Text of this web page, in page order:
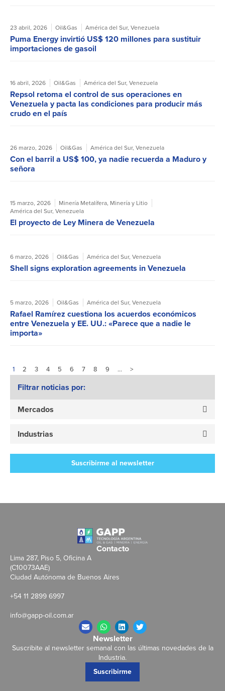
Filtrar noticias por:
Mercados
Industrias
Suscribirme al newsletter
23 abril, 2026 Oil&Gas América del Sur, Venezuela
Puma Energy invirtió US$ 120 millones para sustituir
importaciones de gasoil
16 abril, 2026 Oil&Gas América del Sur, Venezuela
Repsol retoma el control de sus operaciones en
Venezuela y pacta las condiciones para producir más
crudo en el país
26 marzo, 2026 Oil&Gas América del Sur, Venezuela
Con el barril a US$ 100, ya nadie recuerda a Maduro y
señora
15 marzo, 2026 Minería Metalífera, Minería y Litio
América del Sur, Venezuela
El proyecto de Ley Minera de Venezuela
6 marzo, 2026 Oil&Gas América del Sur, Venezuela
Shell signs exploration agreements in Venezuela
5 marzo, 2026 Oil&Gas América del Sur, Venezuela
Rafael Ramírez cuestiona los acuerdos económicos
entre Venezuela y EE. UU.: «Parece que a nadie le
importa»
1 2 3 4 5 6 7 8 9 … >
Contacto
Lima 287, Piso 5, Oficina A
(C10073AAE)
Ciudad Autónoma de Buenos Aires
+54 11 2899 6997
info@gapp-oil.com.ar
Newsletter
Suscribite al newsletter semanal con las últimas novedades de la
Industria.
Suscribirme